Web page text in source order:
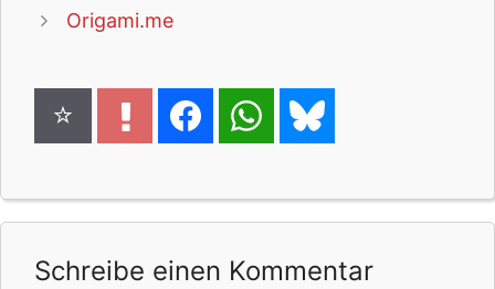
Origami.me
Schreibe einen Kommentar